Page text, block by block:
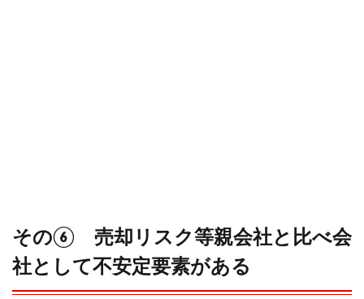
その⑥ 売却リスク等親会社と比べ会
社として不安定要素がある